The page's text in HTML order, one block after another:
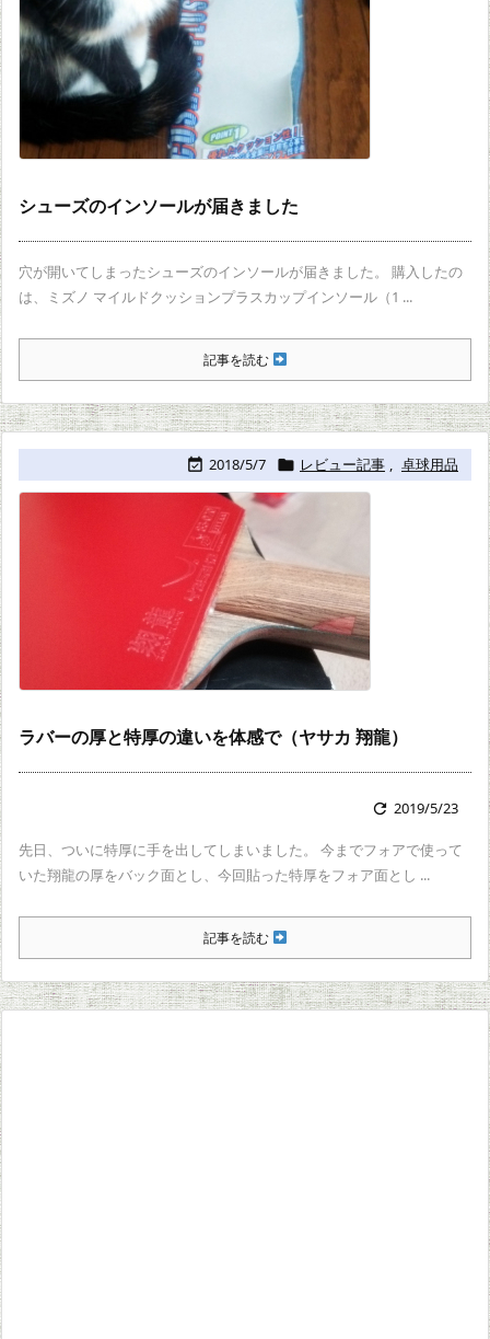
シューズのインソールが届きました
穴が開いてしまったシューズのインソールが届きました。 購入したの
は、ミズノ マイルドクッションプラスカップインソール（1 ...
記事を読む
 2018/5/7  レビュー記事 , 卓球用品
ラバーの厚と特厚の違いを体感で（ヤサカ 翔龍）
 2019/5/23
先日、ついに特厚に手を出してしまいました。 今までフォアで使って
いた翔龍の厚をバック面とし、今回貼った特厚をフォア面とし ...
記事を読む